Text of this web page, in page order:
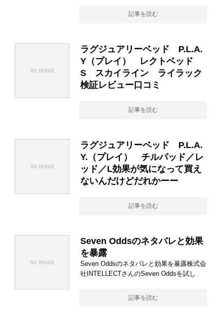
記事を読む
ラグジュアリーベッド P.L.A.
Y（プレイ） レクトベッド
S スカイライン ライラック
検証レビュー口コミ
記事を読む
ラグジュアリーベッド P.L.A.
Y.（プレイ） チルパッド／レ
ッド／L効果が気になって買え
ないんだけどだれかーー
記事を読む
Seven Oddsのネタバレと効果
を暴露
Seven Oddsのネタバレと効果を暴露株式会
社INTELLECTさんのSeven Oddsを試し
記事を読む